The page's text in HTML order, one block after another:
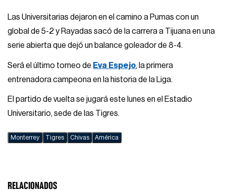
Las Universitarias dejaron en el camino a Pumas con un
global de 5-2 y Rayadas sacó de la carrera a Tijuana en una
serie abierta que dejó un balance goleador de 8-4.
Será el último torneo de Eva Espejo, la primera
entrenadora campeona en la historia de la Liga.
El partido de vuelta se jugará este lunes en el Estadio
Universitario, sede de las Tigres.
Monterrey Tigres Chivas América
RELACIONADOS